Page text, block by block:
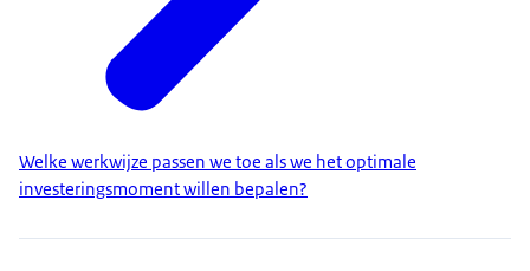
Welke werkwijze passen we toe als we het optimale
investeringsmoment willen bepalen?